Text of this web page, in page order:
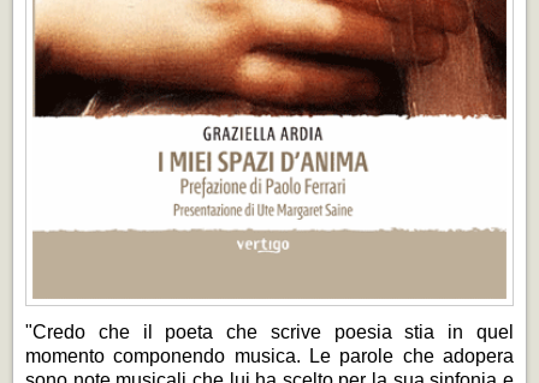
"Credo che il poeta che scrive poesia stia in quel
momento componendo musica. Le parole che adopera